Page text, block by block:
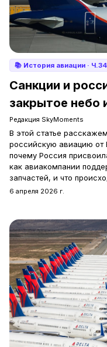
📚 История авиации · Ч.34
Санкции и
закрытое небо
Редакция SkyMoments
В этой статье
российскую авиацию от
почему Россия
как авиакомпании
запчастей, и что
6 апреля 2026 г.